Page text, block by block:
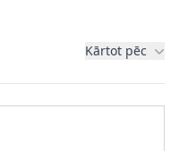
Kārtot pēc